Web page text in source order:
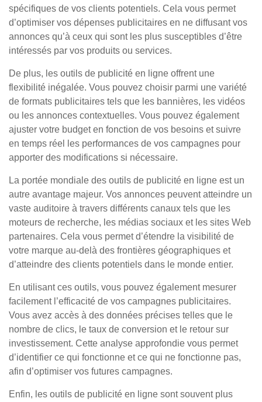
spécifiques de vos clients potentiels. Cela vous permet
d’optimiser vos dépenses publicitaires en ne diffusant vos
annonces qu’à ceux qui sont les plus susceptibles d’être
intéressés par vos produits ou services.
De plus, les outils de publicité en ligne offrent une
flexibilité inégalée. Vous pouvez choisir parmi une variété
de formats publicitaires tels que les bannières, les vidéos
ou les annonces contextuelles. Vous pouvez également
ajuster votre budget en fonction de vos besoins et suivre
en temps réel les performances de vos campagnes pour
apporter des modifications si nécessaire.
La portée mondiale des outils de publicité en ligne est un
autre avantage majeur. Vos annonces peuvent atteindre un
vaste auditoire à travers différents canaux tels que les
moteurs de recherche, les médias sociaux et les sites Web
partenaires. Cela vous permet d’étendre la visibilité de
votre marque au-delà des frontières géographiques et
d’atteindre des clients potentiels dans le monde entier.
En utilisant ces outils, vous pouvez également mesurer
facilement l’efficacité de vos campagnes publicitaires.
Vous avez accès à des données précises telles que le
nombre de clics, le taux de conversion et le retour sur
investissement. Cette analyse approfondie vous permet
d’identifier ce qui fonctionne et ce qui ne fonctionne pas,
afin d’optimiser vos futures campagnes.
Enfin, les outils de publicité en ligne sont souvent plus